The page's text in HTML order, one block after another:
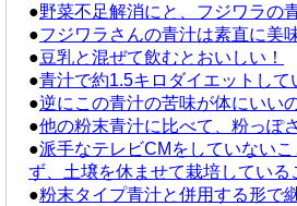
●野菜不足解消にと、フジワラの
●フジワラさんの青汁は素直に美
●豆乳と混ぜて飲むとおいしい！
●青汁で約1.5キロダイエットして
●逆にこの青汁の苦味が体にいい
●他の粉末青汁に比べて、粉っぽ
●派手なテレビCMをしていない
ず、土壌を休ませて栽培している
●粉末タイプ青汁と併用する形で